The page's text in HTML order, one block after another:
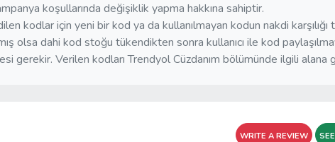
koşullarında değişiklik yapma hakkına sahiptir.
kodlar için yeni bir kod ya da kullanılmayan kodun nakdi karşılığı
olsa dahi kod stoğu tükendikten sonra kullanıcı ile kod
Verilen kodları Trendyol Cüzdanım bölümünde ilgili alana
WRITE A REVIEW